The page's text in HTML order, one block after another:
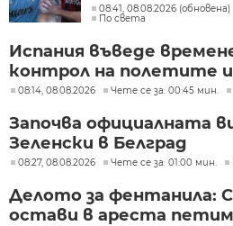
08:41, 08.08.2026 (обновена)
По света
Испания въведе
контрол на полетите
08:14, 08.08.2026 Чете се за: 00:45 мин.
Започва официалната
Зеленски в Белград
08:27, 08.08.2026 Чете се за: 01:00 мин.
Делото за фентанила:
остави в ареста